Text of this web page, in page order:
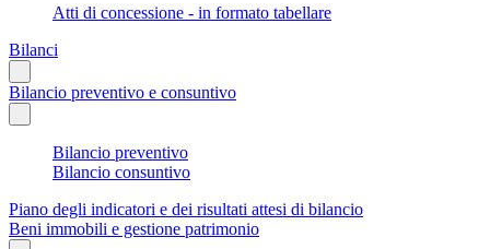
Atti di concessione - in formato tabellare
Bilanci
Bilancio preventivo e consuntivo
Bilancio preventivo
Bilancio consuntivo
Piano degli indicatori e dei risultati attesi di bilancio
Beni immobili e gestione patrimonio